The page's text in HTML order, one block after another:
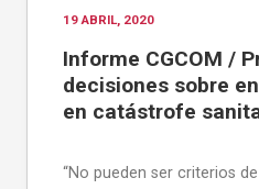
19 ABRIL, 2020
Informe CGCOM /
decisiones sobre
en catástrofe
“No pueden ser criterios